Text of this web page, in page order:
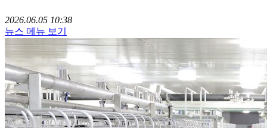
2026.06.05 10:38
뉴스 메뉴 보기